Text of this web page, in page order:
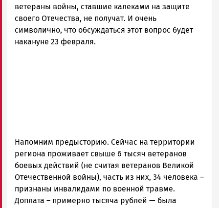
ветераны войны, ставшие калеками на защите
своего Отечества, не получат. И очень
символично, что обсуждаться этот вопрос будет
накануне 23 февраля.
Напомним предысторию. Сейчас на территории
региона проживает свыше 6 тысяч ветеранов
боевых действий (не считая ветеранов Великой
Отечественной войны), часть из них, 34 человека –
признаны инвалидами по военной травме.
Доплата – примерно тысяча рублей — была